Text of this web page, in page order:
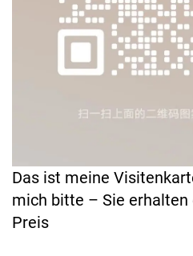
Das ist meine
mich bitte – Sie
Preis